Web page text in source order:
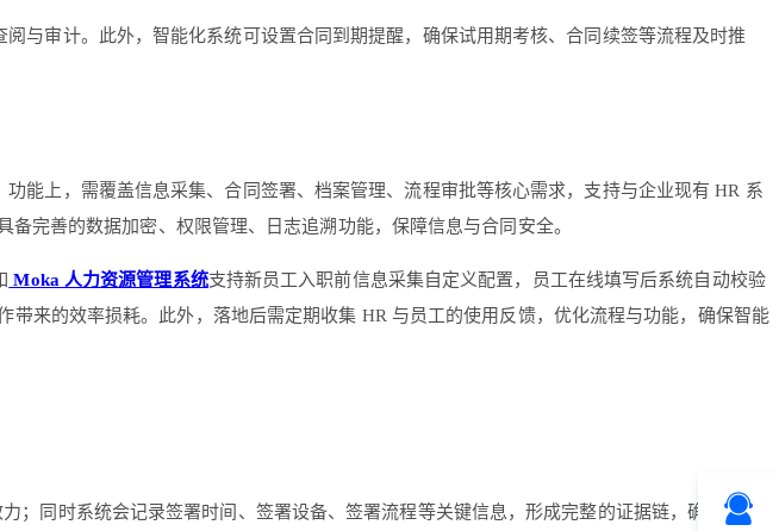
与审计。此外，智能化系统可设置合同到期提醒，确保试用期考核、合同续签等流程及时推
能上，需覆盖信息采集、合同签署、档案管理、流程审批等核心需求，支持与企业现有 HR 系
完善的数据加密、权限管理、日志追溯功能，保障信息与合同安全。
Moka 人力资源管理系统支持新员工入职前信息采集自定义配置，员工在线填写后系统自动校验
来的效率损耗。此外，落地后需定期收集 HR 与员工的使用反馈，优化流程与功能，确保智能
同时系统会记录签署时间、签署设备、签署流程等关键信息，形成完整的证据链，确保合同